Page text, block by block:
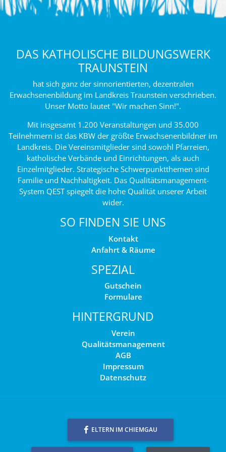
DAS KATHOLISCHE BILDUNGSWERK
TRAUNSTEIN
hat sich ganz der sinnorientierten, dezentralen
Erwachsenenbildung im Landkreis Traunstein verschrieben.
Unser Motto lautet "Wir machen Sinn!".
Mit insgesamt 1.200 Veranstaltungen und 35.000
Teilnehmern ist das KBW der größte Erwachsenenbildner im
Landkreis. Die Vereinsmitglieder sind sowohl Pfarreien,
katholische Verbände und Einrichtungen, als auch
Einzelmitglieder. Strategische Schwerpunktthemen sind
Familie und Nachhaltigkeit. Das Qualitätsmanagement-
System QEST spiegelt die hohe Qualität unserer Arbeit
wider.
SO FINDEN SIE UNS
Kontakt
Anfahrt & Räume
SPEZIAL
Gutschein
Formulare
HINTERGRUND
Verein
Qualitätsmanagement
AGB
Impressum
Datenschutz
ELTERN IM CHIEMGAU